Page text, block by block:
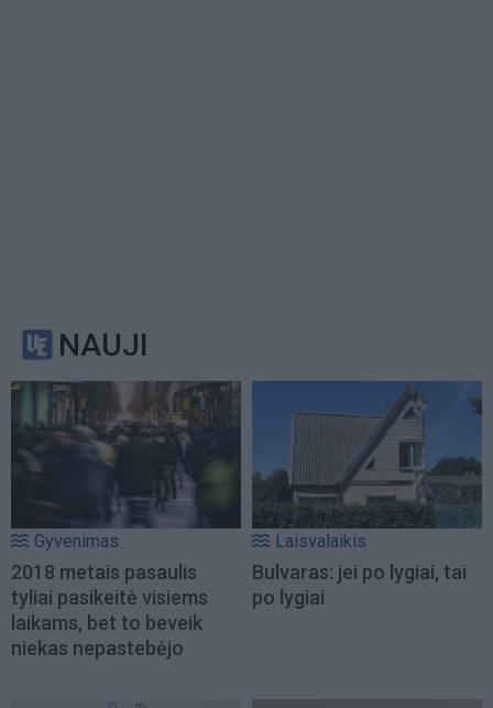
NAUJI
Gyvenimas
2018 metais pasaulis
tyliai pasikeitė visiems
laikams, bet to beveik
niekas nepastebėjo
Laisvalaikis
Bulvaras: jei po lygiai, tai
po lygiai